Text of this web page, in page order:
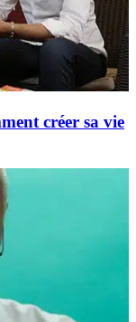
créer sa vie